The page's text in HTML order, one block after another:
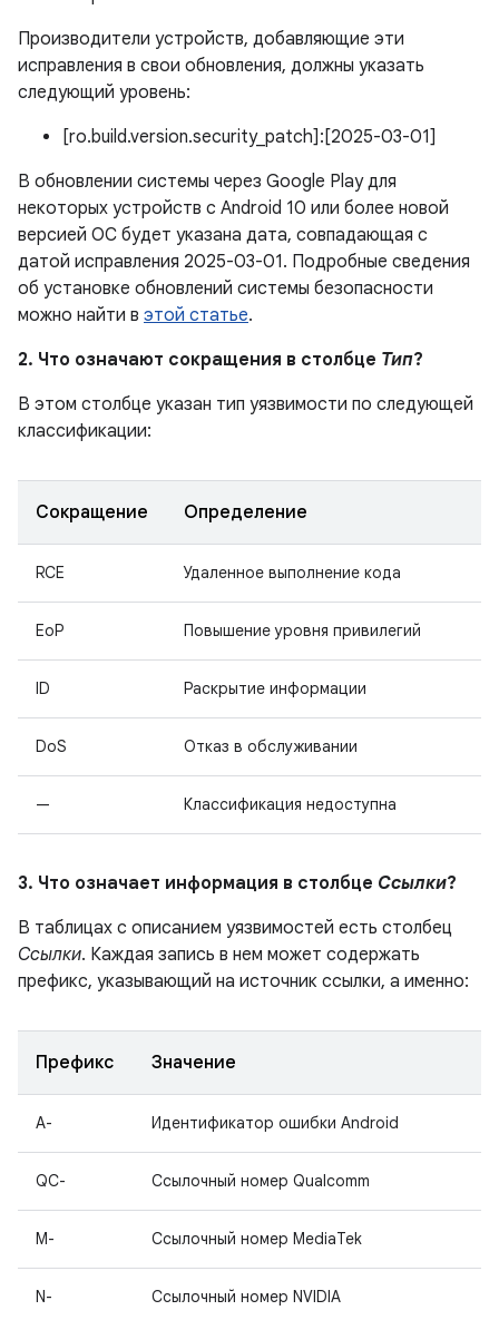
Производители устройств, добавляющие эти
исправления в свои обновления, должны указать
следующий уровень:
[ro.build.version.security_patch]:[2025-03-01]
В обновлении системы через Google Play для
некоторых устройств с Android 10 или более новой
версией ОС будет указана дата, совпадающая с
датой исправления 2025-03-01. Подробные сведения
об установке обновлений системы безопасности
можно найти в этой статье.
2. Что означают сокращения в столбце Тип?
В этом столбце указан тип уязвимости по следующей
классификации:
Сокращение Определение
RCE Удаленное выполнение кода
EoP Повышение уровня привилегий
ID Раскрытие информации
DoS Отказ в обслуживании
— Классификация недоступна
3. Что означает информация в столбце Ссылки?
В таблицах с описанием уязвимостей есть столбец
Ссылки. Каждая запись в нем может содержать
префикс, указывающий на источник ссылки, а именно:
Префикс Значение
A- Идентификатор ошибки Android
QC- Ссылочный номер Qualcomm
M- Ссылочный номер MediaTek
N- Ссылочный номер NVIDIA